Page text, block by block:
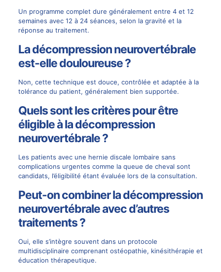
Un programme complet dure généralement entre 4 et 12
semaines avec 12 à 24 séances, selon la gravité et la
réponse au traitement.
La décompression neurovertébrale
est-elle douloureuse ?
Non, cette technique est douce, contrôlée et adaptée à la
tolérance du patient, généralement bien supportée.
Quels sont les critères pour être
éligible à la décompression
neurovertébrale ?
Les patients avec une hernie discale lombaire sans
complications urgentes comme la queue de cheval sont
candidats, l’éligibilité étant évaluée lors de la consultation.
Peut-on combiner la décompression
neurovertébrale avec d’autres
traitements ?
Oui, elle s’intègre souvent dans un protocole
multidisciplinaire comprenant ostéopathie, kinésithérapie et
éducation thérapeutique.